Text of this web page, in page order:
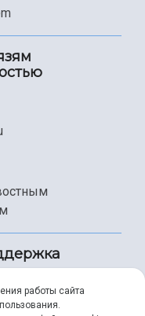
99
работы сайта